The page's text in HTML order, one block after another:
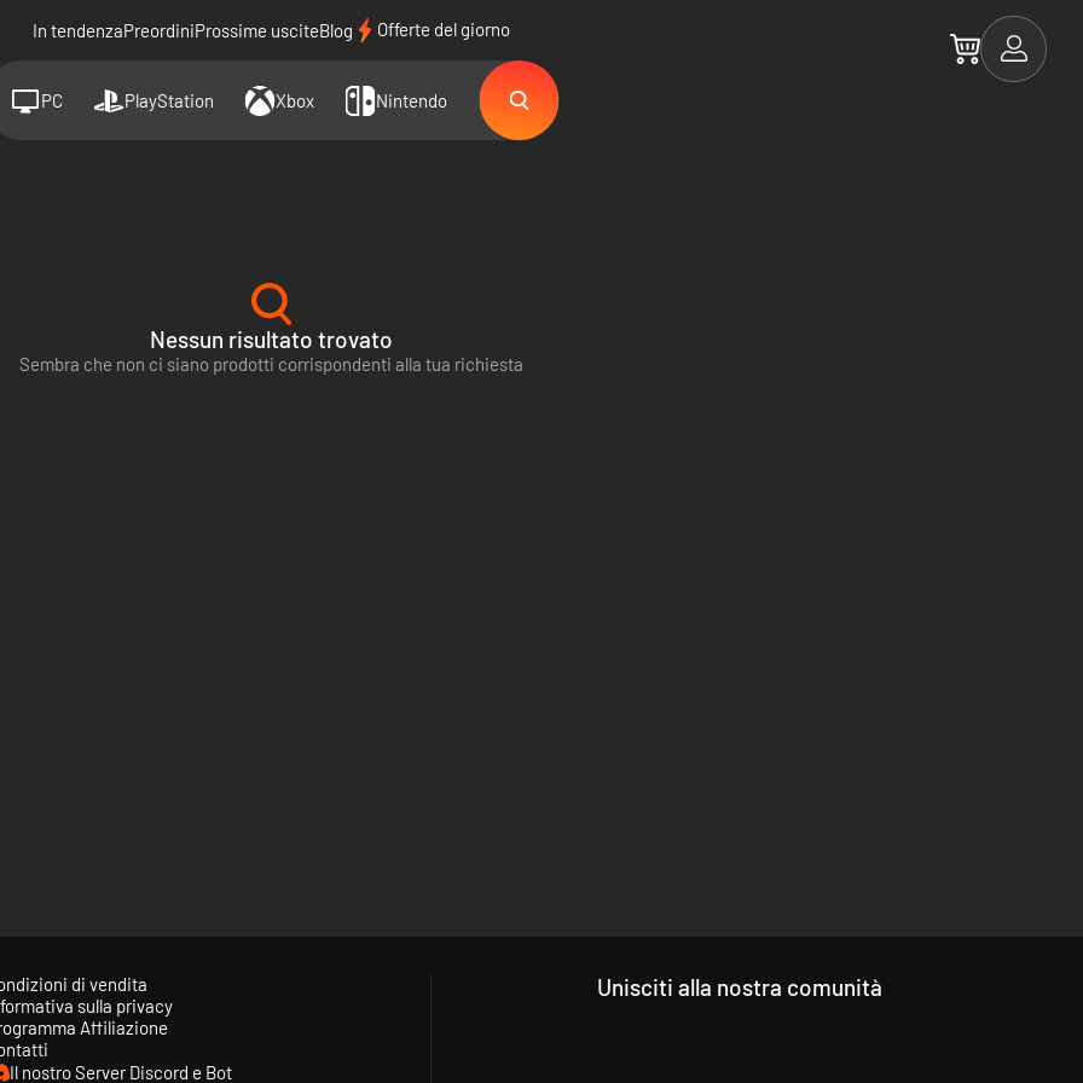
In tendenzaPreordiniProssime usciteBlog Offerte del giorno
PC PlayStation Xbox Nintendo
Nessun risultato trovato
Sembra che non ci siano prodotti corrispondenti alla tua richiesta
di vendita
sulla privacy
Affiliazione
Il nostro Server Discord e Bot
Unisciti alla nostra comunità